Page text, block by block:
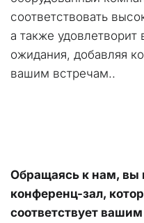
соответствовать
а также
ожидания, добавляя
вашим встречам..
Обращаясь к нам, вы
конференц-зал,
соответствует